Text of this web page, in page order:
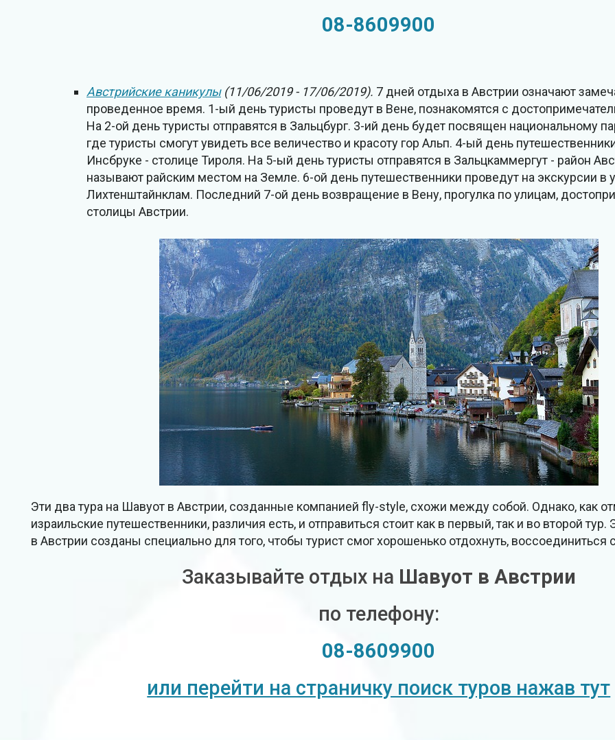
08-8609900
Австрийские каникулы(11/06/2019 - 17/06/2019). 7 дней отдыха в Австрии означают
проведенное время. 1-ый день туристы проведут в Вене, познакомятся с
На 2-ой день туристы отправятся в Зальцбург. 3-ий день будет посвящен национальному
где туристы смогут увидеть все величество и красоту гор Альп. 4-ый день
Инсбруке - столице Тироля. На 5-ый день туристы отправятся в Зальцкаммергут - район
называют райским местом на Земле. 6-ой день путешественники проведут на экскурсии в
Лихтенштайнклам. Последний 7-ой день возвращение в Вену, прогулка по улицам,
столицы Австрии.
Эти два тура на Шавуот в Австрии, созданные компанией fly-style, схожи между собой. Однако, как
израильские путешественники, различия есть, и отправиться стоит как в первый, так и во второй
в Австрии созданы специально для того, чтобы турист смог хорошенько отдохнуть, воссоединиться
Заказывайте отдых на Шавуот в Австрии
по телефону:
08-8609900
или перейти на страничку поиск туров нажав тут